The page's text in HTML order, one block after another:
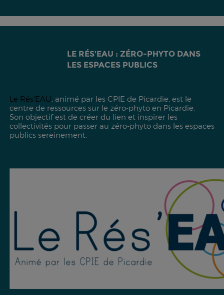
LE RÉS'EAU : ZÉRO-PHYTO DANS
LES ESPACES PUBLICS
Le Rés'EAU , animé par les CPIE de Picardie, est le
centre de ressources sur le zéro-phyto en Picardie.
Son objectif est de créer du lien et inspirer les
collectivités pour passer au zéro-phyto dans les espaces
publics sereinement.